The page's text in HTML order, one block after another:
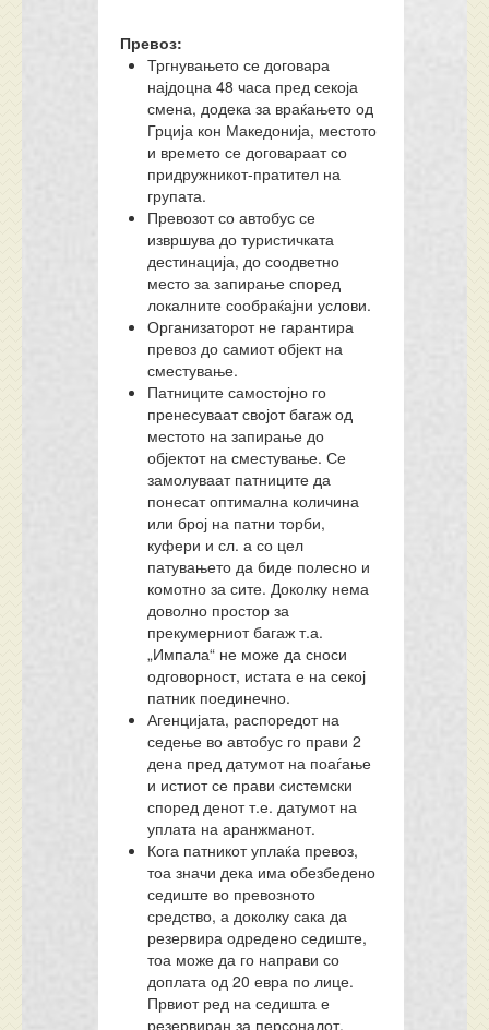
Превоз:
Тргнувањето се договара
најдоцна 48 часа пред секоја
смена, додека за враќањето од
Грција кон Македонија, местото
и времето се договараат со
придружникот-пратител на
групата.
Превозот со автобус се
извршува до туристичката
дестинација, до соодветно
место за запирање според
локалните сообраќајни услови.
Организаторот не гарантира
превоз до самиот објект на
сместување.
Патниците самостојно го
пренесуваат својот багаж од
местото на запирање до
објектот на сместување. Се
замолуваат патниците да
понесат оптимална количина
или број на патни торби,
куфери и сл. а со цел
патувањето да биде полесно и
комотно за сите. Доколку нема
доволно простор за
прекумерниот багаж т.а.
„Импала“ не може да сноси
одговорност, истата е на секој
патник поединечно.
Агенцијата, распоредот на
седење во автобус го прави 2
дена пред датумот на поаѓање
и истиот се прави системски
според денот т.е. датумот на
уплата на аранжманот.
Кога патникот уплаќа превоз,
тоа значи дека има обезбедено
седиште во превозното
средство, а доколку сака да
резервира одредено седиште,
тоа може да го направи со
доплата од 20 евра по лице.
Првиот ред на седишта е
резервиран за персоналот.